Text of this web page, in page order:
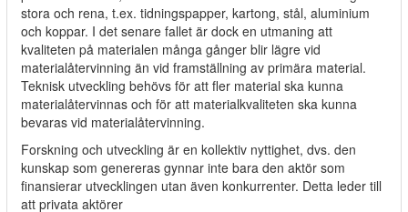
stora och rena, t.ex. tidningspapper, kartong, stål, aluminium
och koppar. I det senare fallet är dock en utmaning att
kvaliteten på materialen många gånger blir lägre vid
materialåtervinning än vid framställning av primära material.
Teknisk utveckling behövs för att fler material ska kunna
materialåtervinnas och för att materialkvaliteten ska kunna
bevaras vid materialåtervinning.
Forskning och utveckling är en kollektiv nyttighet, dvs. den
kunskap som genereras gynnar inte bara den aktör som
finansierar utvecklingen utan även konkurrenter. Detta leder till
att privata aktörer